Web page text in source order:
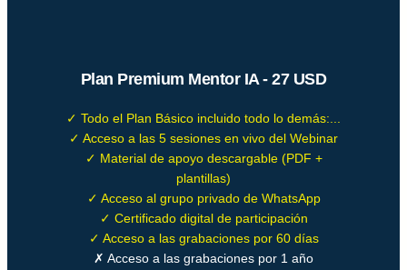
Plan Premium Mentor IA - 27 USD
✓ Todo el Plan Básico incluido todo lo demás:...
✓ Acceso a las 5 sesiones en vivo del Webinar
✓ Material de apoyo descargable (PDF +
plantillas)
✓ Acceso al grupo privado de WhatsApp
✓ Certificado digital de participación
✓ Acceso a las grabaciones por 60 días
✗ Acceso a las grabaciones por 1 año